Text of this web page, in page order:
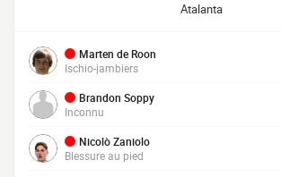
Atalanta
Marten de Roon
Ischio-jambiers
Brandon Soppy
Inconnu
Nicolò Zaniolo
Blessure au pied